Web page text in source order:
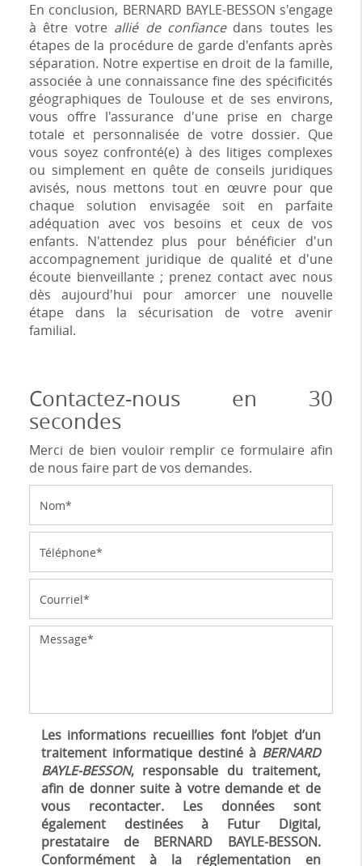
En conclusion, BERNARD BAYLE-BESSON s'engage
à être votre allié de confiancedans toutes les
étapes de la procédure de garde d'enfants après
séparation. Notre expertise en droit de la famille,
associée à une connaissance fine des spécificités
géographiques de Toulouse et de ses environs,
vous offre l'assurance d'une prise en charge
totale et personnalisée de votre dossier. Que
vous soyez confronté(e) à des litiges complexes
ou simplement en quête de conseils juridiques
avisés, nous mettons tout en œuvre pour que
chaque solution envisagée soit en parfaite
adéquation avec vos besoins et ceux de vos
enfants. N'attendez plus pour bénéficier d'un
accompagnement juridique de qualité et d'une
écoute bienveillante ; prenez contact avec nous
dès aujourd'hui pour amorcer une nouvelle
étape dans la sécurisation de votre avenir
familial.
Contactez-nous en 30
secondes
Merci de bien vouloir remplir ce formulaire afin
de nous faire part de vos demandes.
Les informations recueillies font l’objet d’un
traitement informatique destiné àBERNARD
BAYLE-BESSON, responsable du traitement,
afin de donner suite à votre demande et de
vous recontacter. Les données sont
également destinées à Futur Digital,
prestataire de BERNARD BAYLE-BESSON.
Conformément à la réglementation en